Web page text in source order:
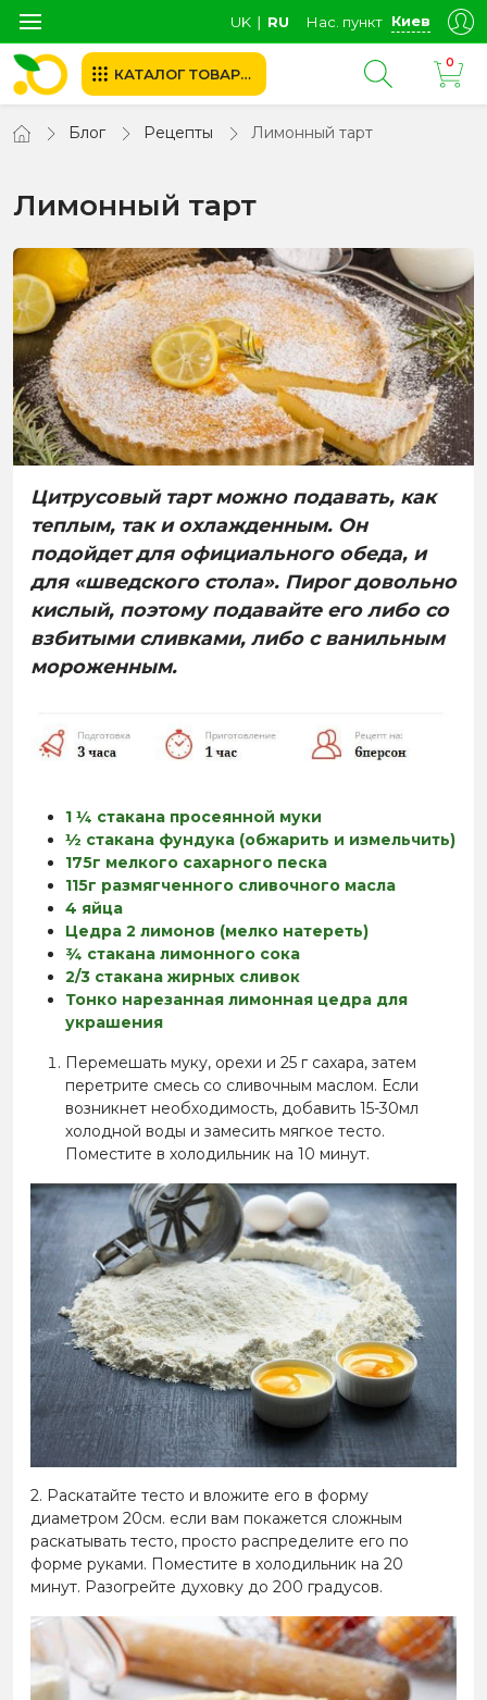
UK ∣ RU Нас. пункт Киев
КАТАЛОГ ТОВАРОВ
0
Блог Рецепты Лимонный тарт
Лимонный тарт
Цитрусовый тарт можно подавать, как
теплым, так и охлажденным. Он
подойдет для официального обеда, и
для «шведского стола». Пирог довольно
кислый, поэтому подавайте его либо со
взбитыми сливками, либо с ванильным
мороженным.
1 ¼ стакана просеянной муки
½ стакана фундука (обжарить и измельчить)
175г мелкого сахарного песка
115г размягченного сливочного масла
4 яйца
Цедра 2 лимонов (мелко натереть)
¾ стакана лимонного сока
2/3 стакана жирных сливок
Тонко нарезанная лимонная цедра для
украшения
Перемешать муку, орехи и 25 г сахара, затем
перетрите смесь со сливочным маслом. Если
возникнет необходимость, добавить 15-30мл
холодной воды и замесить мягкое тесто.
Поместите в холодильник на 10 минут.
2. Раскатайте тесто и вложите его в форму
диаметром 20см. если вам покажется сложным
раскатывать тесто, просто распределите его по
форме руками. Поместите в холодильник на 20
минут. Разогрейте духовку до 200 градусов.